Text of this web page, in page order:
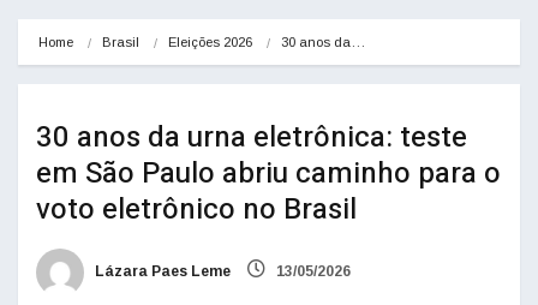
Home Brasil Eleições 2026 30 anos da…
30 anos da urna eletrônica: teste
em São Paulo abriu caminho para o
voto eletrônico no Brasil
Lázara Paes Leme 13/05/2026